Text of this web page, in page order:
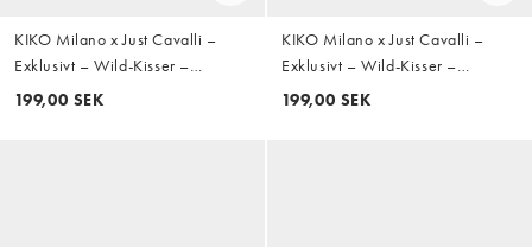
KIKO Milano x Just Cavalli –
Exklusivt – Wild-Kisser –
Läppenna - 02 Desert Tribe
199,00 SEK
KIKO Milano x Just Cavalli –
Exklusivt – Wild-Kisser –
Läppenna – 01 Rebel Mauve
199,00 SEK